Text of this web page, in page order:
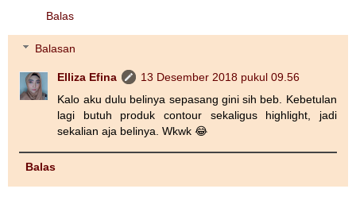
Balas
Balasan
Elliza Efina
13 Desember 2018 pukul 09.56
Kalo aku dulu belinya sepasang gini sih beb. Kebetulan
lagi butuh produk contour sekaligus highlight, jadi
sekalian aja belinya. Wkwk 😂
Balas